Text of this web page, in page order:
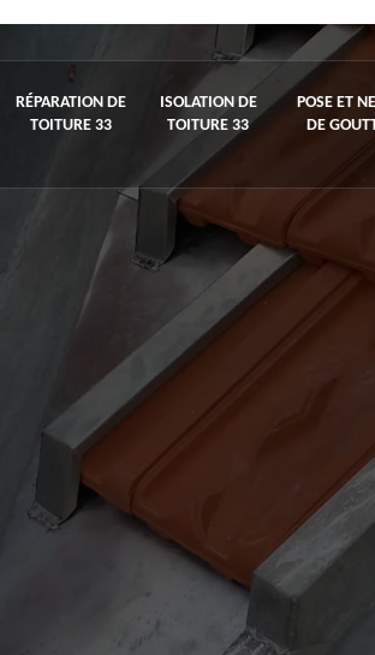
RÉPARATION DE
TOITURE 33
ISOLATION DE
TOITURE 33
POSE ET
DE